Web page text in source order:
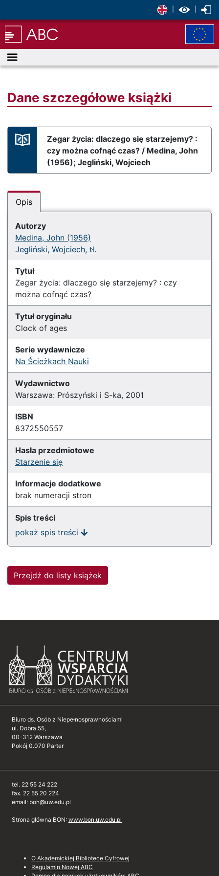
Menu
Dane szczegółowe książki
Zegar życia: dlaczego się starzejemy? :
czy można cofnąć czas? / Medina, John
(1956); Jegliński, Wojciech
Opis
Autorzy
Medina, John (1956)
Jegliński, Wojciech, tł.
Tytuł
Zegar życia: dlaczego się starzejemy? : czy
można cofnąć czas?
Tytuł oryginału
Clock of ages
Serie wydawnicze
Na Ścieżkach Nauki
Wydawnictwo
Warszawa: Prószyński i S-ka, 2001
ISBN
8372550557
Hasła przedmiotowe
Starzenie się
Informacje dodatkowe
brak numeracji stron
Spis treści
pokaż spis treści
Przejdź do listy książek
Biuro ds. Osób z Niepełnosprawnościami
ul. Dobra 55,
00-312 Warszawa
Pokój 0.070 Parter
tel. 22 55 24 222
fax. 22 55 20 224
email: bon@uw.edu.pl
Strona główna BON: www.bon.uw.edu.pl
O Akademickiej Bibliotece Cyfrowej
Regulamin Nowej ABC